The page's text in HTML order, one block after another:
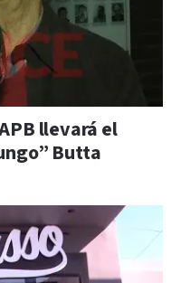
llevará el
Butta